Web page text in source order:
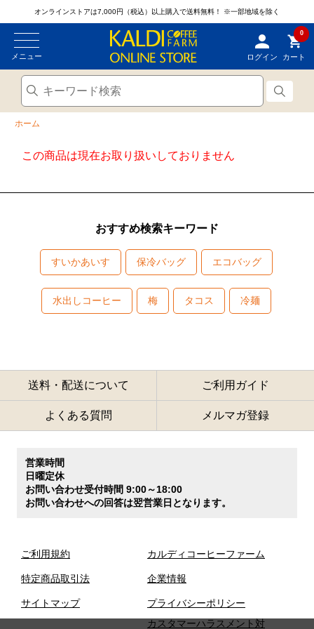
オンラインストアは7,000円（税込）以上購入で送料無料！ ※一部地域を除く
メニュー ログイン
0
カート
ホーム
この商品は現在お取り扱いしておりません
おすすめ検索キーワード
すいかあいす 保冷バッグ エコバッグ
水出しコーヒー 梅 タコス 冷麺
送料・配送について ご利用ガイド
よくある質問 メルマガ登録
営業時間
日曜定休
お問い合わせ受付時間 9:00～18:00
お問い合わせへの回答は翌営業日となります。
ご利用規約
特定商品取引法
サイトマップ
カルディコーヒーファーム
企業情報
プライバシーポリシー
カスタマーハラスメント対